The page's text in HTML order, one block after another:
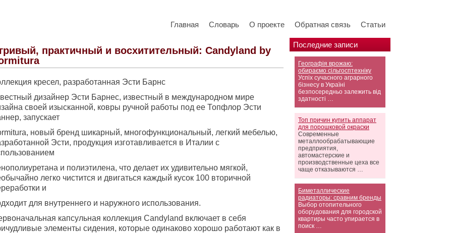
Главная Словарь О проекте Обратная связь Статьи
Последние записи
Географія врожаю:
обираємо сільгосптехніку
Успіх сучасного аграрного
бізнесу в Україні
безпосередньо залежить від
здатності …
Топ причин купить аппарат
для порошковой окраски
Современные
металлообрабатывающие
предприятия,
автомастерские и
производственные цеха все
чаще отказываются …
Биметаллические
радиаторы: сравним бренды
Выбор отопительного
оборудования для городской
квартиры часто упирается в
поиск …
практичный и восхитительный: Candyland by
кресел, разработанная Эсти Барнс
дизайнер Эсти Барнес, известный в международном мире
своей изысканной, ковры ручной работы под ее Топфлор Эсти
запускает
новый бренд шикарный, многофункциональный, легкий мебелью,
Эсти, продукция изготавливается в Италии с
и полиэтилена, что делает их удивительно мягкой,
легко чистится и двигаться каждый кусок 100 вторичной
и
для внутреннего и наружного использования.
капсульная коллекция Candyland включает в себя
элементы сидения, которые одинаково хорошо работают как в